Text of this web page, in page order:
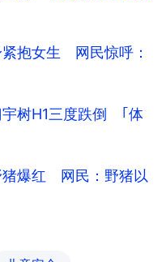
抱女生 网民惊呼：
宇树H1三度跌倒 ｢体
猪爆红 网民：野猪以